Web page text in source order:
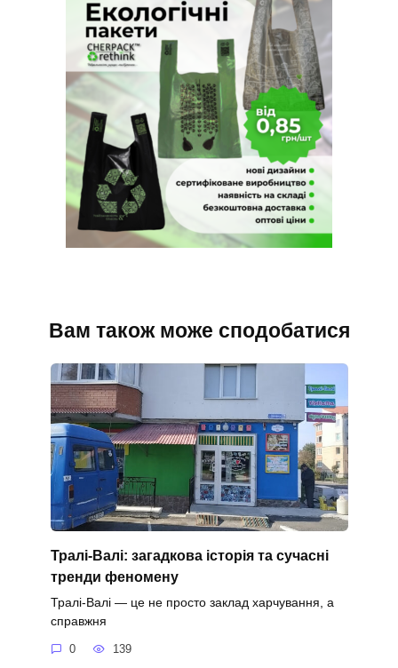
Вам також може сподобатися
Тралі-Валі: загадкова історія та сучасні
тренди феномену
Тралі-Валі — це не просто заклад харчування, а
справжня
0 139